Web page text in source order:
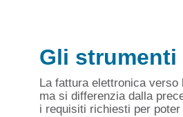
Gli strumenti
La fattura elettronica
ma si differenzia dalla
i requisiti richiesti per